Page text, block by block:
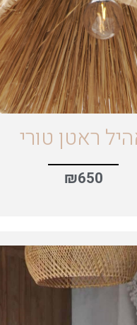
ראטן טורי
₪650